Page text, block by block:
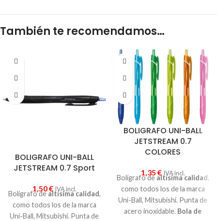
También te recomendamos…
BOLIGRAFO UNI-BALL
JETSTREAM 0.7 Sport
1,50€ IVA incl.
Bolígrafo dealtísima calidad,
como todos los de la marca
Uni-Ball, Mitsubishi. Punta de
BOLIGRAFO UNI-BALL
JETSTREAM 0.7
COLORES
1,35 € IVA incl.
Bolígrafo dealtísima calidad,
como todos los de la marca
Uni-Ball, Mitsubishi. Punta de
acero inoxidable. Bola de